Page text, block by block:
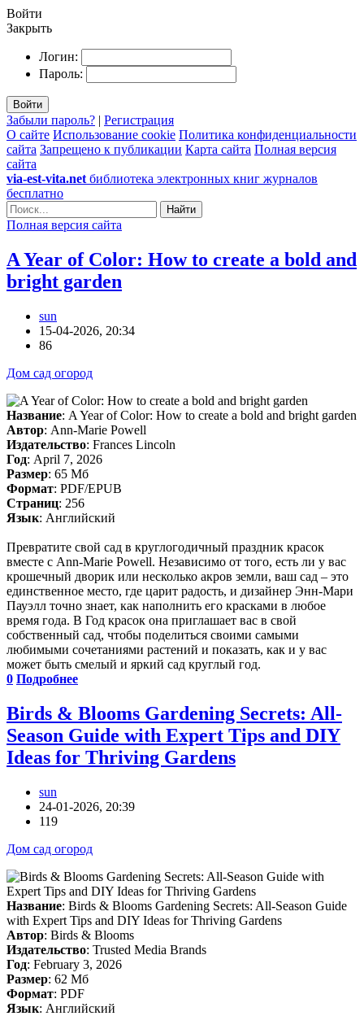
Войти
Закрыть
Логин:
Пароль:
Войти
Забыли пароль? | Регистрация
О сайте Использование cookie Политика конфиденциальности
сайта Запрещено к публикации Карта сайта Полная версия
сайта
via-est-vita.net библиотека электронных книг журналов
бесплатно
Найти
Полная версия сайта
A Year of Color: How to create a bold and
bright garden
sun
15-04-2026, 20:34
86
Дом сад огород
Название: A Year of Color: How to create a bold and bright garden
Автор: Ann-Marie Powell
Издательство: Frances Lincoln
Год: April 7, 2026
Размер: 65 Мб
Формат: PDF/EPUB
Страниц: 256
Язык: Английский
Превратите свой сад в круглогодичный праздник красок
вместе с Ann-Marie Powell. Независимо от того, есть ли у вас
крошечный дворик или несколько акров земли, ваш сад – это
единственное место, где царит радость, и дизайнер Энн-Мари
Пауэлл точно знает, как наполнить его красками в любое
время года. В Год красок она приглашает вас в свой
собственный сад, чтобы поделиться своими самыми
любимыми сочетаниями растений и показать, как и у вас
может быть смелый и яркий сад круглый год.
0 Подробнее
Birds & Blooms Gardening Secrets: All-
Season Guide with Expert Tips and DIY
Ideas for Thriving Gardens
sun
24-01-2026, 20:39
119
Дом сад огород
Название: Birds & Blooms Gardening Secrets: All-Season Guide
with Expert Tips and DIY Ideas for Thriving Gardens
Автор: Birds & Blooms
Издательство: Trusted Media Brands
Год: February 3, 2026
Размер: 62 Мб
Формат: PDF
Язык: Английский